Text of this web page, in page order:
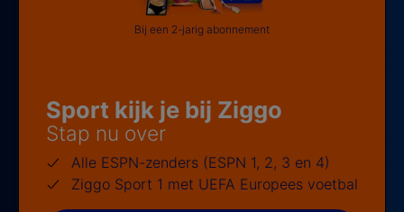
Sport kijk je bij Ziggo
Stap nu over
Alle ESPN-zenders (ESPN 1, 2, 3 en 4)
Ziggo Sport 1 met UEFA Europees voetbal
Bij een 2-jarig abonnement